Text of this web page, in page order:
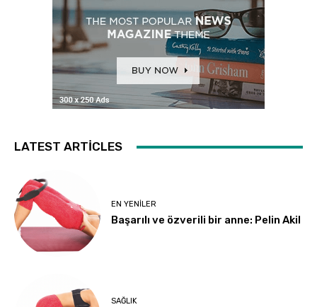
LATEST ARTICLES
EN YENILER
Başarılı ve özverili bir anne: Pelin Akil
SAĞLIK